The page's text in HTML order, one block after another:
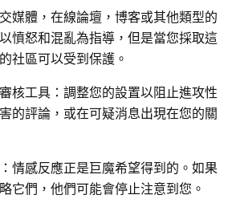
媒體，在線論壇，博客或其他類型的
憤怒和混亂為指導，但是當您採取這
社區可以受到保護。
核工具：調整您的設置以阻止進攻性
的評論，或在可疑消息出現在您的關
情感反應正是巨魔希望得到的。如果
它們，他們可能會停止注意到您。